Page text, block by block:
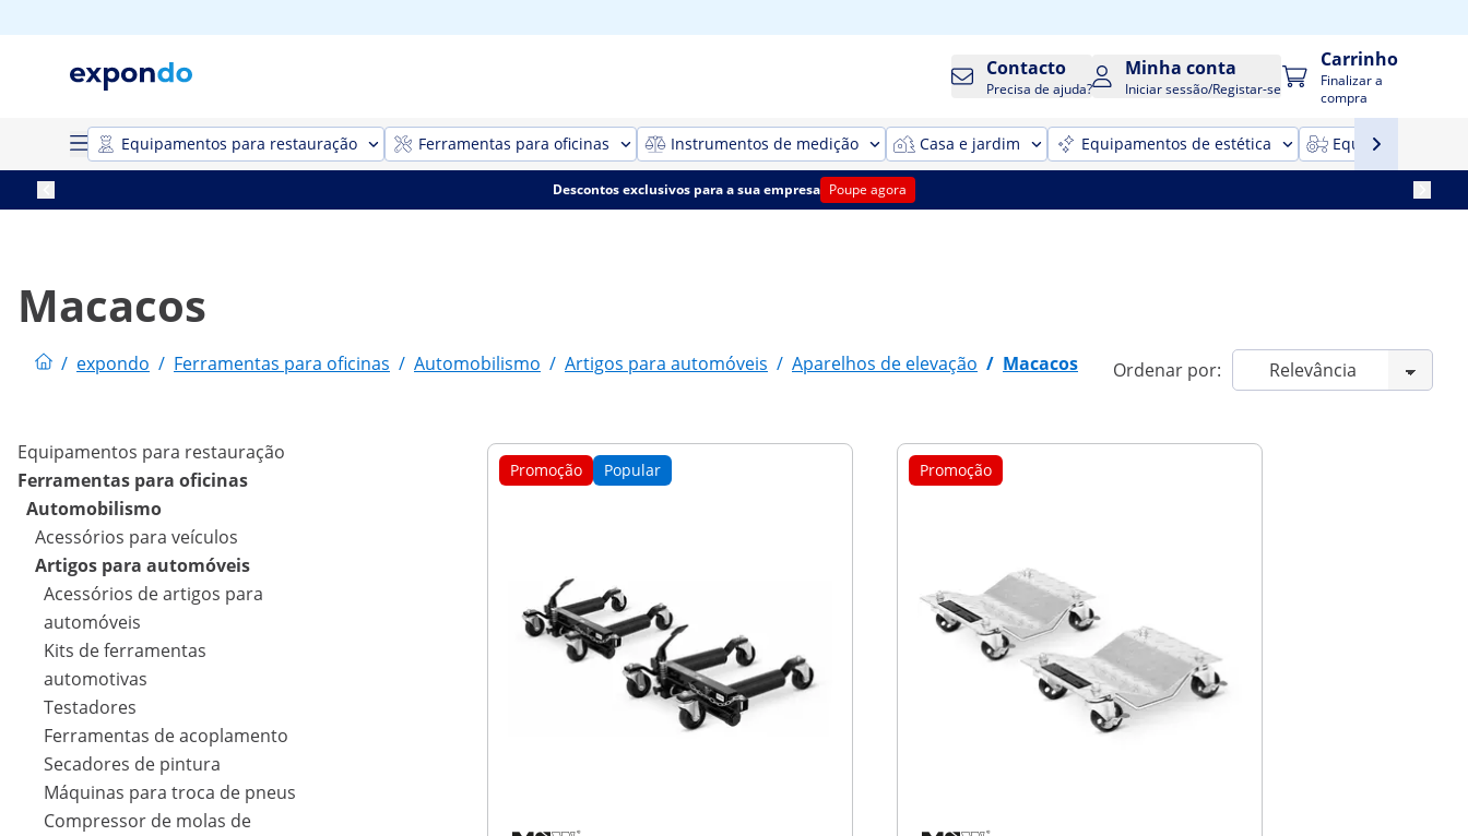
Contacto
Precisa de ajuda?
Minha conta
Iniciar sessão/Registar-se
Carrinho
Finalizar a
compra
Equipamentos para restauração Ferramentas para oficinas Instrumentos de medição Casa e jardim Equipamentos de estética Equipamentos
Descontos exclusivos para a sua empresa Poupe agora
Macacos
/ expondo / Ferramentas para oficinas / Automobilismo / Artigos para automóveis / Aparelhos de elevação / Macacos Ordenar por:
Equipamentos para restauração
Ferramentas para oficinas
Automobilismo
Acessórios para veículos
Artigos para automóveis
Acessórios de artigos para
automóveis
Kits de ferramentas
automotivas
Testadores
Ferramentas de acoplamento
Secadores de pintura
Máquinas para troca de pneus
Compressor de molas de
Promoção Popular Promoção